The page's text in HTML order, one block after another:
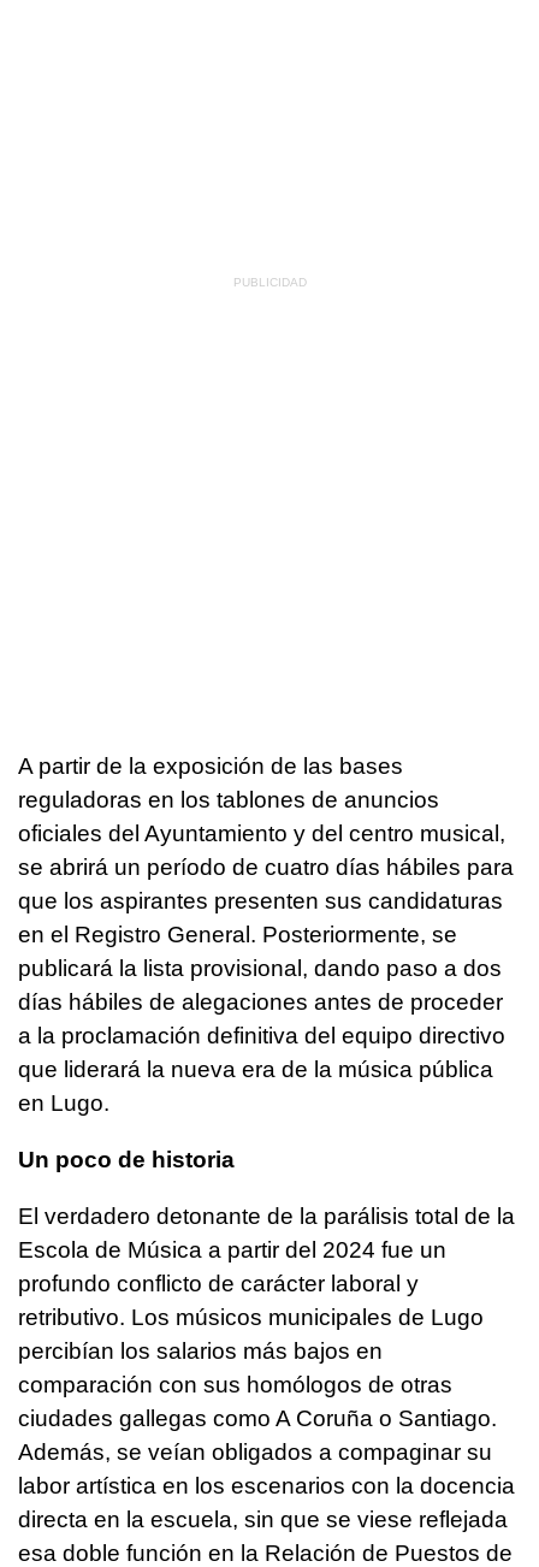
A partir de la exposición de las bases
reguladoras en los tablones de anuncios
oficiales del Ayuntamiento y del centro musical,
se abrirá un período de cuatro días hábiles para
que los aspirantes presenten sus candidaturas
en el Registro General. Posteriormente, se
publicará la lista provisional, dando paso a dos
días hábiles de alegaciones antes de proceder
a la proclamación definitiva del equipo directivo
que liderará la nueva era de la música pública
en Lugo.
Un poco de historia
El verdadero detonante de la parálisis total de la
Escola de Música a partir del 2024 fue un
profundo conflicto de carácter laboral y
retributivo. Los músicos municipales de Lugo
percibían los salarios más bajos en
comparación con sus homólogos de otras
ciudades gallegas como A Coruña o Santiago.
Además, se veían obligados a compaginar su
labor artística en los escenarios con la docencia
directa en la escuela, sin que se viese reflejada
esa doble función en la Relación de Puestos de